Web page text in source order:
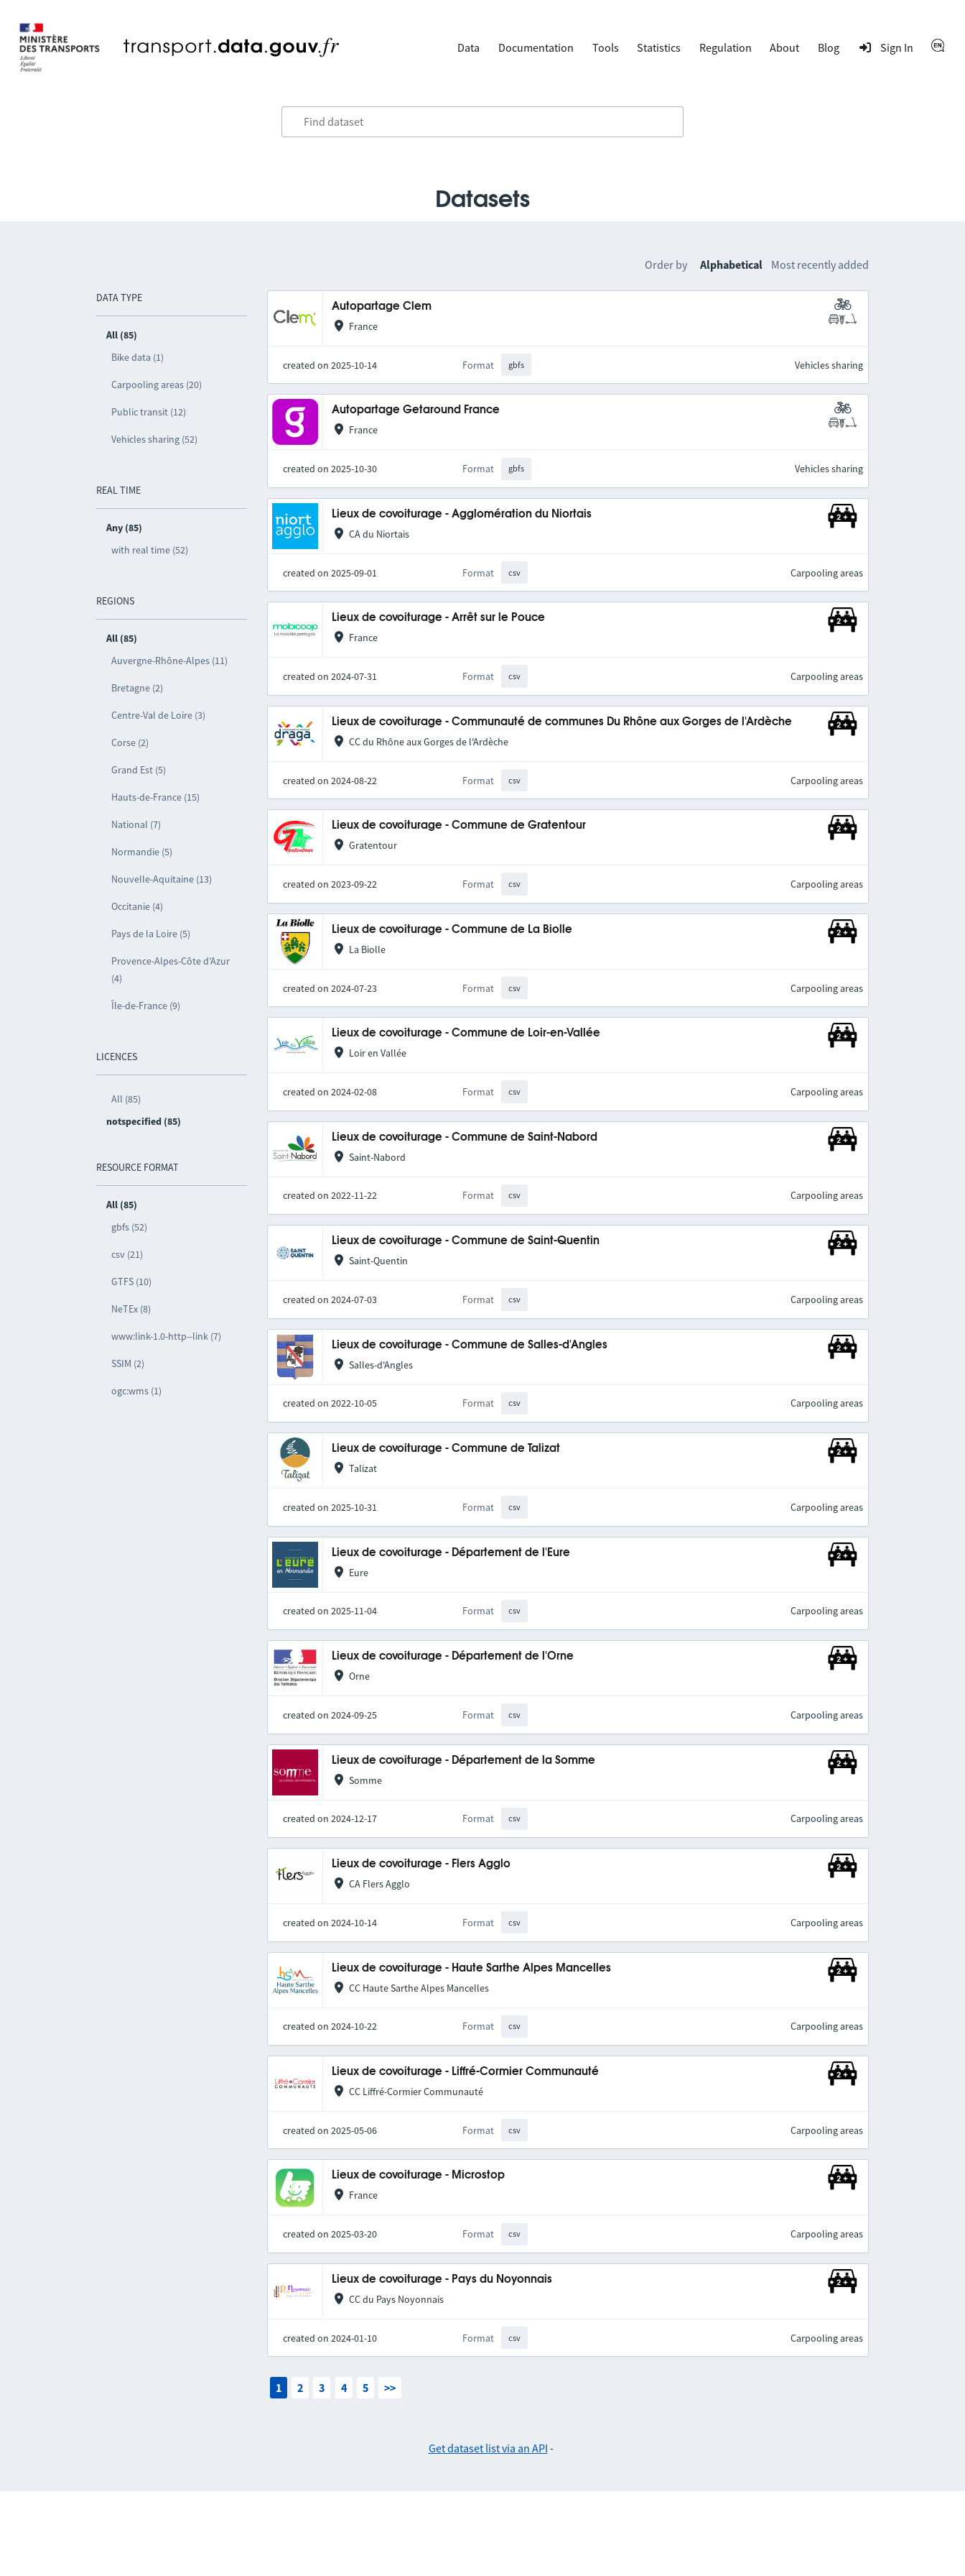
Data Documentation Tools Statistics Regulation About Blog Sign In
Datasets
DATA TYPE
All (85)
Bike data (1)
Carpooling areas (20)
Public transit (12)
Vehicles sharing (52)
REAL TIME
Any (85)
with real time (52)
REGIONS
All (85)
Auvergne-Rhône-Alpes (11)
Bretagne (2)
Centre-Val de Loire (3)
Corse (2)
Grand Est (5)
Hauts-de-France (15)
National (7)
Normandie (5)
Nouvelle-Aquitaine (13)
Occitanie (4)
Pays de la Loire (5)
Provence-Alpes-Côte d’Azur
(4)
Île-de-France (9)
LICENCES
All (85)
notspecified (85)
RESOURCE FORMAT
All (85)
gbfs (52)
csv (21)
GTFS (10)
NeTEx (8)
www:link-1.0-http--link (7)
SSIM (2)
ogc:wms (1)
Order by Alphabetical Most recently added
Autopartage Clem
France
created on 2025-10-14 Format gbfs Vehicles sharing
Autopartage Getaround France
France
created on 2025-10-30 Format gbfs Vehicles sharing
Lieux de covoiturage - Agglomération du Niortais
CA du Niortais
created on 2025-09-01 Format csv Carpooling areas
Lieux de covoiturage - Arrêt sur le Pouce
France
created on 2024-07-31 Format csv Carpooling areas
Lieux de covoiturage - Communauté de communes Du Rhône aux Gorges de l'Ardèche
CC du Rhône aux Gorges de l'Ardèche
created on 2024-08-22 Format csv Carpooling areas
Lieux de covoiturage - Commune de Gratentour
Gratentour
created on 2023-09-22 Format csv Carpooling areas
Lieux de covoiturage - Commune de La Biolle
La Biolle
created on 2024-07-23 Format csv Carpooling areas
Lieux de covoiturage - Commune de Loir-en-Vallée
Loir en Vallée
created on 2024-02-08 Format csv Carpooling areas
Lieux de covoiturage - Commune de Saint-Nabord
Saint-Nabord
created on 2022-11-22 Format csv Carpooling areas
Lieux de covoiturage - Commune de Saint-Quentin
Saint-Quentin
created on 2024-07-03 Format csv Carpooling areas
Lieux de covoiturage - Commune de Salles-d'Angles
Salles-d'Angles
created on 2022-10-05 Format csv Carpooling areas
Lieux de covoiturage - Commune de Talizat
Talizat
created on 2025-10-31 Format csv Carpooling areas
Lieux de covoiturage - Département de l'Eure
Eure
created on 2025-11-04 Format csv Carpooling areas
Lieux de covoiturage - Département de l'Orne
Orne
created on 2024-09-25 Format csv Carpooling areas
Lieux de covoiturage - Département de la Somme
Somme
created on 2024-12-17 Format csv Carpooling areas
Lieux de covoiturage - Flers Agglo
CA Flers Agglo
created on 2024-10-14 Format csv Carpooling areas
Lieux de covoiturage - Haute Sarthe Alpes Mancelles
CC Haute Sarthe Alpes Mancelles
created on 2024-10-22 Format csv Carpooling areas
Lieux de covoiturage - Liffré-Cormier Communauté
CC Liffré-Cormier Communauté
created on 2025-05-06 Format csv Carpooling areas
Lieux de covoiturage - Microstop
France
created on 2025-03-20 Format csv Carpooling areas
Lieux de covoiturage - Pays du Noyonnais
CC du Pays Noyonnais
created on 2024-01-10 Format csv Carpooling areas
1 2 3 4 5 >>
Get dataset list via an API -